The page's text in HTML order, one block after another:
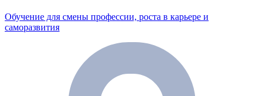
Обучение для смены профессии, роста в карьере и
саморазвития